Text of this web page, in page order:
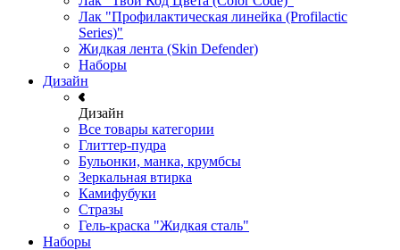
Лак "Профилактическая линейка (Profilactic
Series)"
Жидкая лента (Skin Defender)
Наборы
Дизайн
Дизайн
Все товары категории
Глиттер-пудра
Бульонки, манка, крумбсы
Зеркальная втирка
Камифубуки
Стразы
Гель-краска "Жидкая сталь"
Наборы